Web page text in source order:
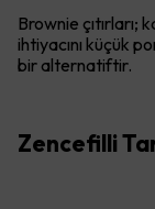
Brownie çıtırları;
ihtiyacını küçük
bir alternatiftir.
Zencefilli